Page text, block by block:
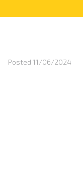
Posted 11/06/2024